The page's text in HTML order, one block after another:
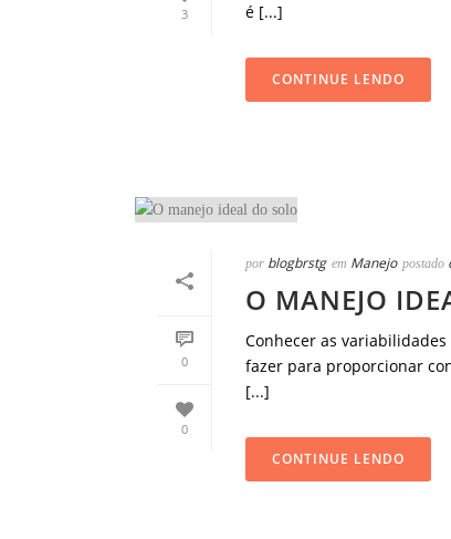
3
é [...]
CONTINUE LENDO
0
0
por blogbrstg em Manejo postado
O MANEJO
Conhecer as
fazer para proporcionar
[...]
CONTINUE LENDO